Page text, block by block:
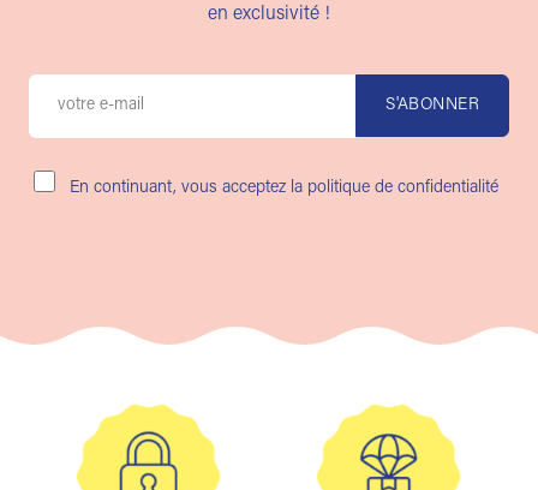
en exclusivité !
En continuant, vous acceptez la politique de confidentialité